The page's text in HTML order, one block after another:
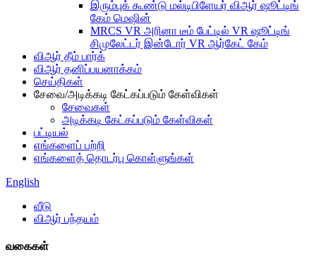
இரும்புக் கூண்டு மல்டிபிளேயர் விஆர் ஷூட்டிங்
கேம் மெஷின்
MRCS VR அரினா டீம் பேட்டில் VR ஷூட்டிங்
சிமுலேட்டர் இன்டோர் VR ஆர்கேட் கேம்
விஆர் தீம் பார்க்
விஆர் தனிப்பயனாக்கம்
செய்திகள்
சேவை/அடிக்கடி கேட்கப்படும் கேள்விகள்
சேவைகள்
அடிக்கடி கேட்கப்படும் கேள்விகள்
பட்டியல்
எங்களைப் பற்றி
எங்களைத் தொடர்பு கொள்ளுங்கள்
English
வீடு
விஆர் பந்தயம்
வகைகள்